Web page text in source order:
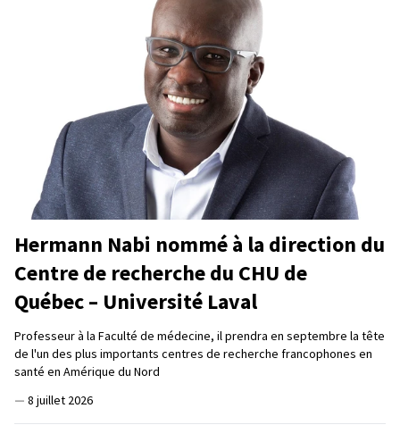
Hermann Nabi nommé à la direction du
Centre de recherche du CHU de
Québec – Université Laval
Professeur à la Faculté de médecine, il prendra en septembre la tête
de l'un des plus importants centres de recherche francophones en
santé en Amérique du Nord
— 8 juillet 2026